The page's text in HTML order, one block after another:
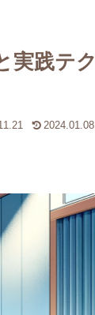
実践テク
2024.01.08